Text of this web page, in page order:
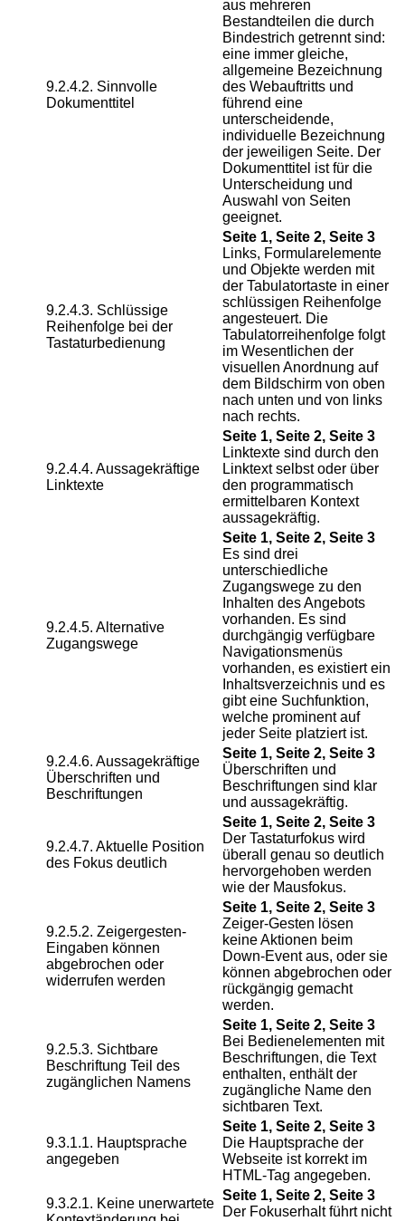
9.2.4.2. Sinnvolle
Dokumenttitel
aus mehreren
Bestandteilen die durch
Bindestrich getrennt sind:
eine immer gleiche,
allgemeine Bezeichnung
des Webauftritts und
führend eine
unterscheidende,
individuelle Bezeichnung
der jeweiligen Seite. Der
Dokumenttitel ist für die
Unterscheidung und
Auswahl von Seiten
geeignet.
9.2.4.3. Schlüssige
Reihenfolge bei der
Tastaturbedienung
Seite 1, Seite 2, Seite 3
Links, Formularelemente
und Objekte werden mit
der Tabulatortaste in einer
schlüssigen Reihenfolge
angesteuert. Die
Tabulatorreihenfolge folgt
im Wesentlichen der
visuellen Anordnung auf
dem Bildschirm von oben
nach unten und von links
nach rechts.
9.2.4.4. Aussagekräftige
Linktexte
Seite 1, Seite 2, Seite 3
Linktexte sind durch den
Linktext selbst oder über
den programmatisch
ermittelbaren Kontext
aussagekräftig.
9.2.4.5. Alternative
Zugangswege
Seite 1, Seite 2, Seite 3
Es sind drei
unterschiedliche
Zugangswege zu den
Inhalten des Angebots
vorhanden. Es sind
durchgängig verfügbare
Navigationsmenüs
vorhanden, es existiert ein
Inhaltsverzeichnis und es
gibt eine Suchfunktion,
welche prominent auf
jeder Seite platziert ist.
9.2.4.6. Aussagekräftige
Überschriften und
Beschriftungen
Seite 1, Seite 2, Seite 3
Überschriften und
Beschriftungen sind klar
und aussagekräftig.
9.2.4.7. Aktuelle Position
des Fokus deutlich
Seite 1, Seite 2, Seite 3
Der Tastaturfokus wird
überall genau so deutlich
hervorgehoben werden
wie der Mausfokus.
9.2.5.2. Zeigergesten-
Eingaben können
abgebrochen oder
widerrufen werden
Seite 1, Seite 2, Seite 3
Zeiger-Gesten lösen
keine Aktionen beim
Down-Event aus, oder sie
können abgebrochen oder
rückgängig gemacht
werden.
9.2.5.3. Sichtbare
Beschriftung Teil des
zugänglichen Namens
Seite 1, Seite 2, Seite 3
Bei Bedienelementen mit
Beschriftungen, die Text
enthalten, enthält der
zugängliche Name den
sichtbaren Text.
9.3.1.1. Hauptsprache
angegeben
Seite 1, Seite 2, Seite 3
Die Hauptsprache der
Webseite ist korrekt im
HTML-Tag angegeben.
9.3.2.1. Keine unerwartete
Seite 1, Seite 2, Seite 3
Der Fokuserhalt führt nicht